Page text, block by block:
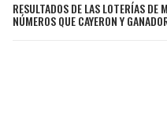
RESULTADOS DE LAS LOTERÍAS DE
NÚMEROS QUE CAYERON Y